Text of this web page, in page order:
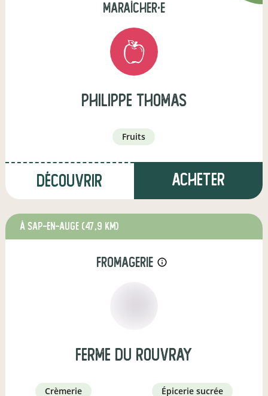
maraîcher·e
philippe thomas
fruits
Découvrir Acheter
à Sap-en-Auge (47,9 km)
fromagerie info_outline
Ferme du rouvray
crèmerie épicerie sucrée